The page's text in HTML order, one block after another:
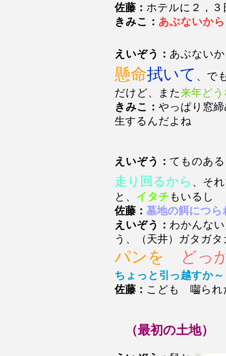
佐藤： ホテルに２，
きみこ： あぶないから
えいぞう： あぶない
懸命拭いて 、で
だけど、また来年ど
きみこ： やっぱり窓
生するんだよね
えいぞう： てものあ
走り回るから 、そ
と、 イタチ もいるし
佐藤： 墓地の餌につ
えいぞう： わかんな
う、（天井）ガタガ
パンを どっ
ちょっと引っ越すか～
佐藤： こども 囓られ
（最初の土地）